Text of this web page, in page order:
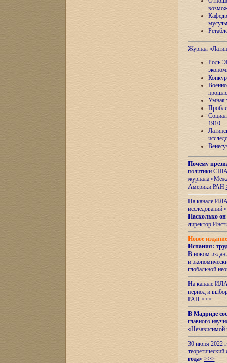
Журнал
Роль
Умная
Почему
политики США
журнала
Америки РАН
На канале ИЛА
исследований «
Насколько он
директор
Новое
Испания:
В новом
и
глобальной
На канале
период и
РАН >>>
В Мадриде
главного
«Независимой
30 июня 2022
года» >>>